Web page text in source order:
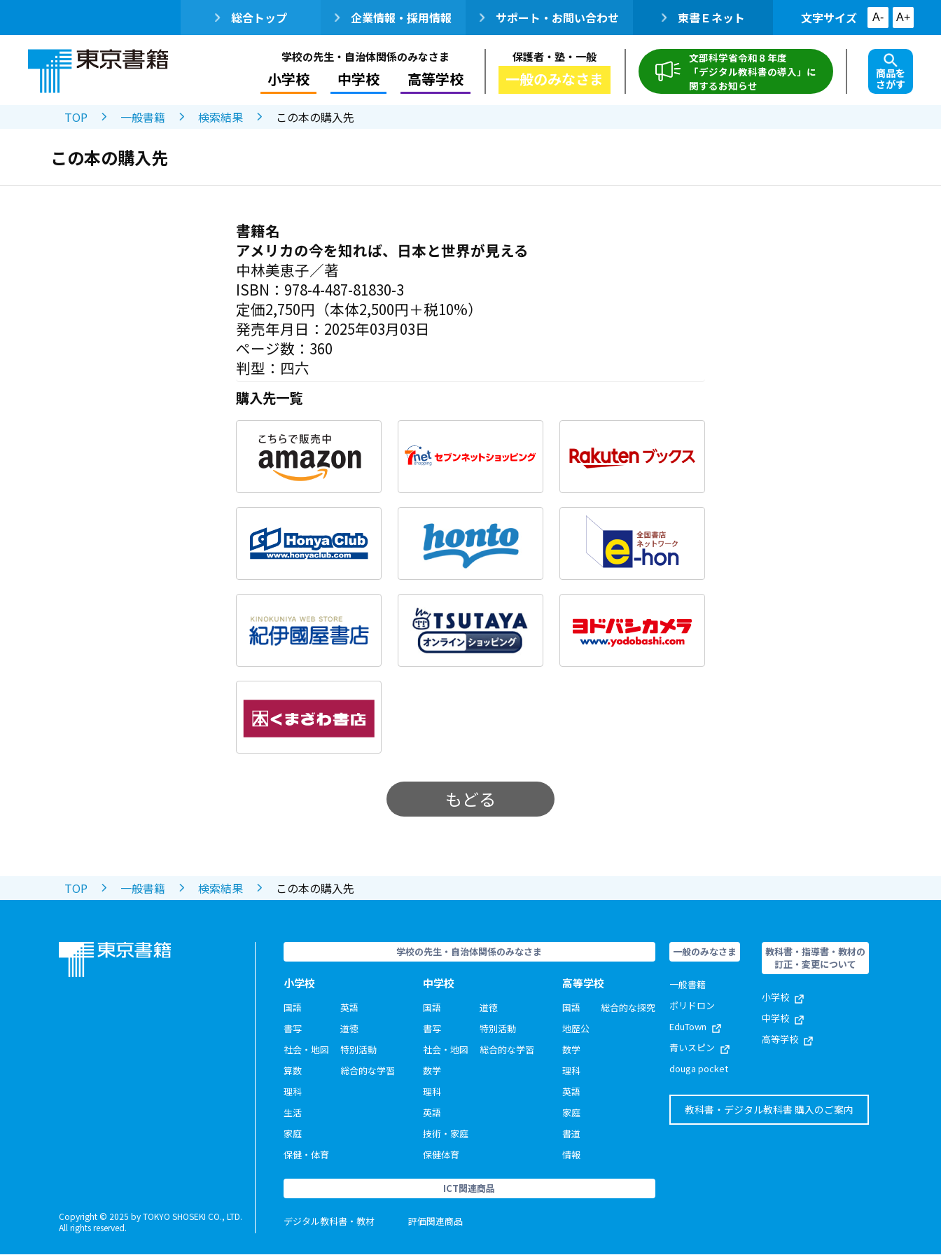
総合トップ 企業情報・採用情報 サポート・お問い合わせ 東書Ｅネット 文字サイズ A- A+
学校の先生・自治体関係のみなさま
小学校 中学校 高等学校
保護者・塾・一般
一般のみなさま
文部科学省令和８年度
「デジタル教科書の導入」に
関するお知らせ
商品を
さがす
TOP 一般書籍 検索結果 この本の購入先
この本の購入先
書籍名
アメリカの今を知れば、日本と世界が見える
中林美恵子／著
ISBN：978-4-487-81830-3
定価2,750円（本体2,500円＋税10%）
発売年月日：2025年03月03日
ページ数：360
判型：四六
購入先一覧
もどる
TOP 一般書籍 検索結果 この本の購入先
Copyright © 2025 by TOKYO SHOSEKI CO., LTD.
All rights reserved.
学校の先生・自治体関係のみなさま
小学校
国語
書写
社会・地図
算数
理科
生活
家庭
保健・体育
英語
道徳
特別活動
総合的な学習
中学校
国語
書写
社会・地図
数学
理科
英語
技術・家庭
保健体育
道徳
特別活動
総合的な学習
高等学校
国語
地歴公
数学
理科
英語
家庭
書道
情報
総合的な探究
ICT関連商品
デジタル教科書・教材 評価関連商品
一般のみなさま
一般書籍
ポリドロン
EduTown
青いスピン
douga pocket
教科書・指導書・教材の
訂正・変更について
小学校
中学校
高等学校
教科書・デジタル教科書 購入のご案内